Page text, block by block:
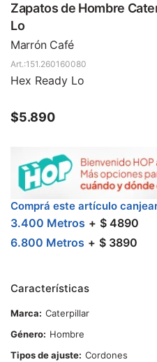
Zapatos de Hombre
Lo
Marrón Café
151.260160080
Hex Ready Lo
$5.890
Comprá este artículo
3.400 Metros $ 4890
6.800 Metros $ 3890
Características
Marca
Caterpillar
Género
Hombre
Tipos de ajuste Cordones